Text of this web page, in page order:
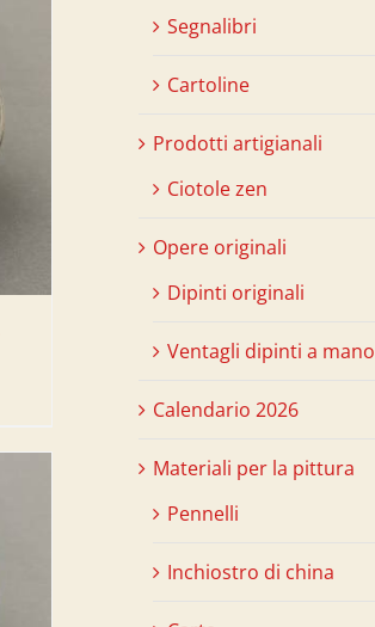
Segnalibri
Cartoline
Prodotti artigianali
Ciotole zen
Opere originali
Dipinti originali
Ventagli dipinti a mano
Calendario 2026
Materiali per la pittura
Pennelli
Inchiostro di china